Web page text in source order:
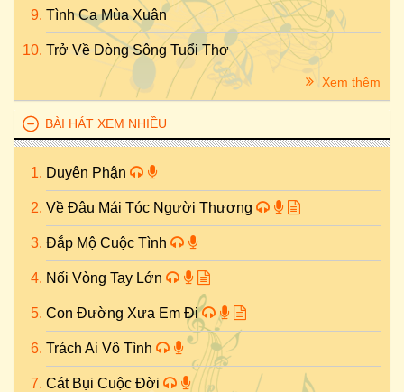
Tình Ca Mùa Xuân
Trở Về Dòng Sông Tuổi Thơ
Xem thêm
BÀI HÁT XEM NHIỀU
Duyên Phận
Về Đâu Mái Tóc Người Thương
Đắp Mộ Cuộc Tình
Nối Vòng Tay Lớn
Con Đường Xưa Em Đi
Trách Ai Vô Tình
Cát Bụi Cuộc Đời